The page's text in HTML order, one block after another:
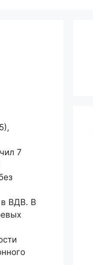
7
в ВДВ. В